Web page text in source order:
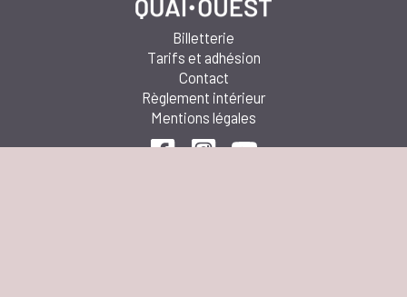
Billetterie
Tarifs et adhésion
Contact
Règlement intérieur
Mentions légales